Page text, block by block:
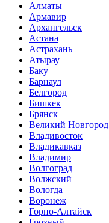
Алматы
Армавир
Архангельск
Астана
Астрахань
Атырау
Баку
Барнаул
Белгород
Бишкек
Брянск
Великий Новгород
Владивосток
Владикавказ
Владимир
Волгоград
Волжский
Вологда
Воронеж
Горно-Алтайск